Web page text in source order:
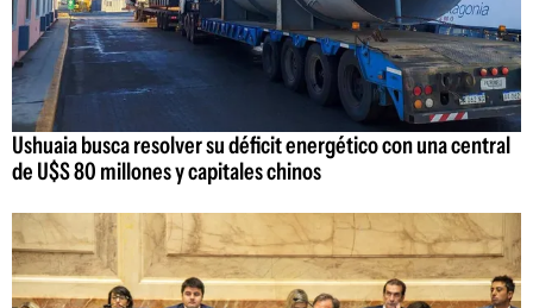
Ushuaia busca resolver su déficit energético con una central
de U$S 80 millones y capitales chinos